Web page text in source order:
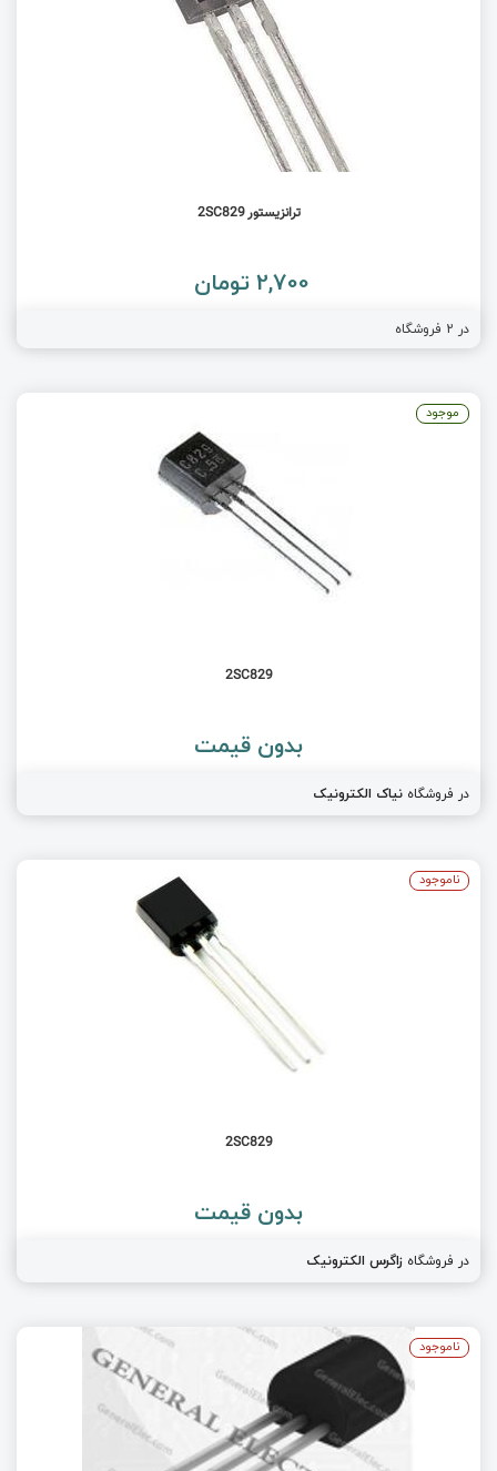
ترانزیستور 2SC829
2,700 تومان
در 2 فروشگاه
2SC829
بدون قیمت
در فروشگاه نیاک الکترونیک
موجود
2SC829
بدون قیمت
در فروشگاه زاگرس الکترونیک
ناموجود
ناموجود